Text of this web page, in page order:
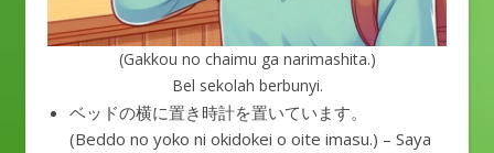
(Gakkou no chaimu ga narimashita.)
Bel sekolah berbunyi.
ベッドの横に置き時計を置いています。
(Beddo no yoko ni okidokei o oite imasu.) – Saya